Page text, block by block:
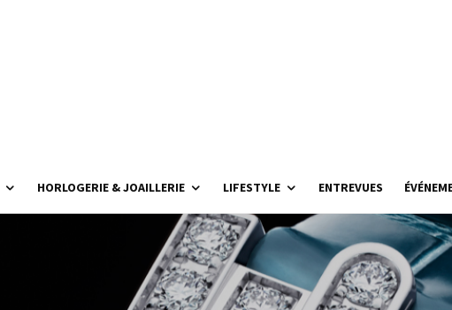
HORLOGERIE & JOAILLERIE LIFESTYLE ENTREVUES